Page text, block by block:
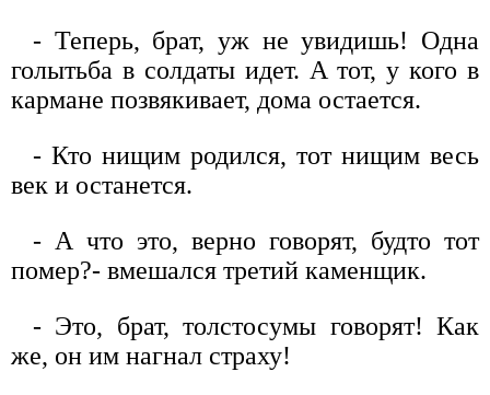
- Теперь, брат, уж не увидишь! Одна
голытьба в солдаты идет. А тот, у кого в
кармане позвякивает, дома остается.
- Кто нищим родился, тот нищим весь
век и останется.
- А что это, верно говорят, будто тот
помер?- вмешался третий каменщик.
- Это, брат, толстосумы говорят! Как
же, он им нагнал страху!